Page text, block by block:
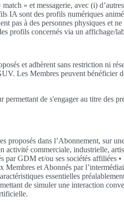
» et messagerie, avec (i)
IA sont des profils numériques
pas à des personnes physiques et
profils concernés via un affichage/
et adhèrent sans restriction ni
Les Membres peuvent bénéficier
de s'engager au titre des
proposés dans l’Abonnement, sur
activité commerciale, industrielle,
GDM et/ou ses sociétés affiliées
Membres et Abonnés par
essentielles
de simuler une interaction